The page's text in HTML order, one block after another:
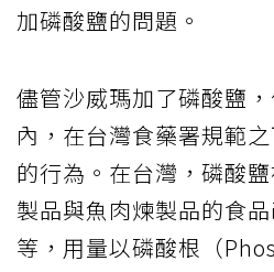
加磷酸鹽的問題。
儘管沙威瑪加了磷酸鹽
內，在台灣食藥署規範
的行為。在台灣，磷酸
製品與魚肉煉製品的食
等，用量以磷酸根（